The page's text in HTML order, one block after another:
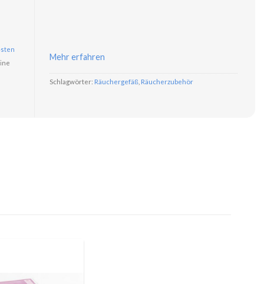
Mehr erfahren
Schlagwörter: Räuchergefäß Räucherzubehör